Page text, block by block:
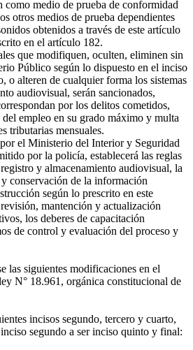
como medio de prueba de conformidad
otros medios de prueba dependientes
obtenidos a través de este artículo
en el artículo 182.
que modifiquen, oculten, eliminen sin
Público según lo dispuesto en el inciso
o alteren de cualquier forma los sistemas
audiovisual, serán sancionados,
por los delitos cometidos,
empleo en su grado máximo y multa
tributarias mensuales.
el Ministerio del Interior y Seguridad
por la policía, establecerá las reglas
y almacenamiento audiovisual, la
conservación de la información
según lo prescrito en este
mantención y actualización
los deberes de capacitación
de control y evaluación del proceso y
siguientes modificaciones en el
N° 18.961, orgánica constitucional de
incisos segundo, tercero y cuarto,
segundo a ser inciso quinto y final: